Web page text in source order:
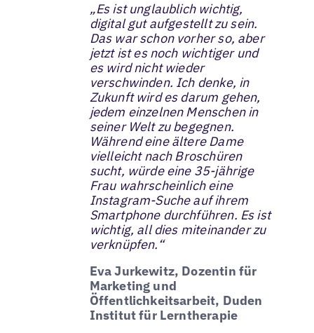
„Es ist unglaublich wichtig,
digital gut aufgestellt zu sein.
Das war schon vorher so, aber
jetzt ist es noch wichtiger und
es wird nicht wieder
verschwinden. Ich denke, in
Zukunft wird es darum gehen,
jedem einzelnen Menschen in
seiner Welt zu begegnen.
Während eine ältere Dame
vielleicht nach Broschüren
sucht, würde eine 35-jährige
Frau wahrscheinlich eine
Instagram-Suche auf ihrem
Smartphone durchführen. Es ist
wichtig, all dies miteinander zu
verknüpfen.“
Eva Jurkewitz, Dozentin für
Marketing und
Öffentlichkeitsarbeit, Duden
Institut für Lerntherapie